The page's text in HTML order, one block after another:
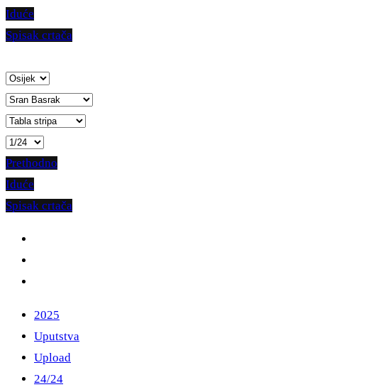
Iduće
Spisak crtača
Prethodno
Iduće
Spisak crtača
2025
Uputstva
Upload
24/24